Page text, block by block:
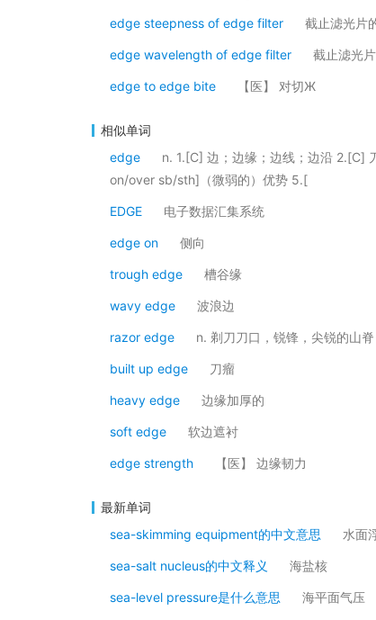
edge steepness of edge filter 截止滤光片
edge wavelength of edge filter 截止滤光
edge to edge bite 【医】 对切Ж
相似单词
edge
n. 1.[C] 边；边缘；边线；边沿 2.[C]
on/over sb/sth]（微弱的）优势 5.[
EDGE 电子数据汇集系统
edge on 侧向
trough edge 槽谷缘
wavy edge 波浪边
razor edge n. 剃刀刀口，锐锋，尖锐的山
built up edge 刀瘤
heavy edge 边缘加厚的
soft edge 软边遮衬
edge strength 【医】 边缘韧力
最新单词
sea-skimming equipment的中文意思
水面
sea-salt nucleus的中文释义 海盐核
sea-level pressure是什么意思 海平面气压